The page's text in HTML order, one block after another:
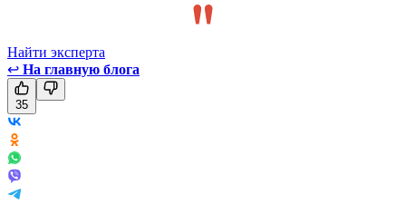
Найти эксперта
↩ На главную блога
35